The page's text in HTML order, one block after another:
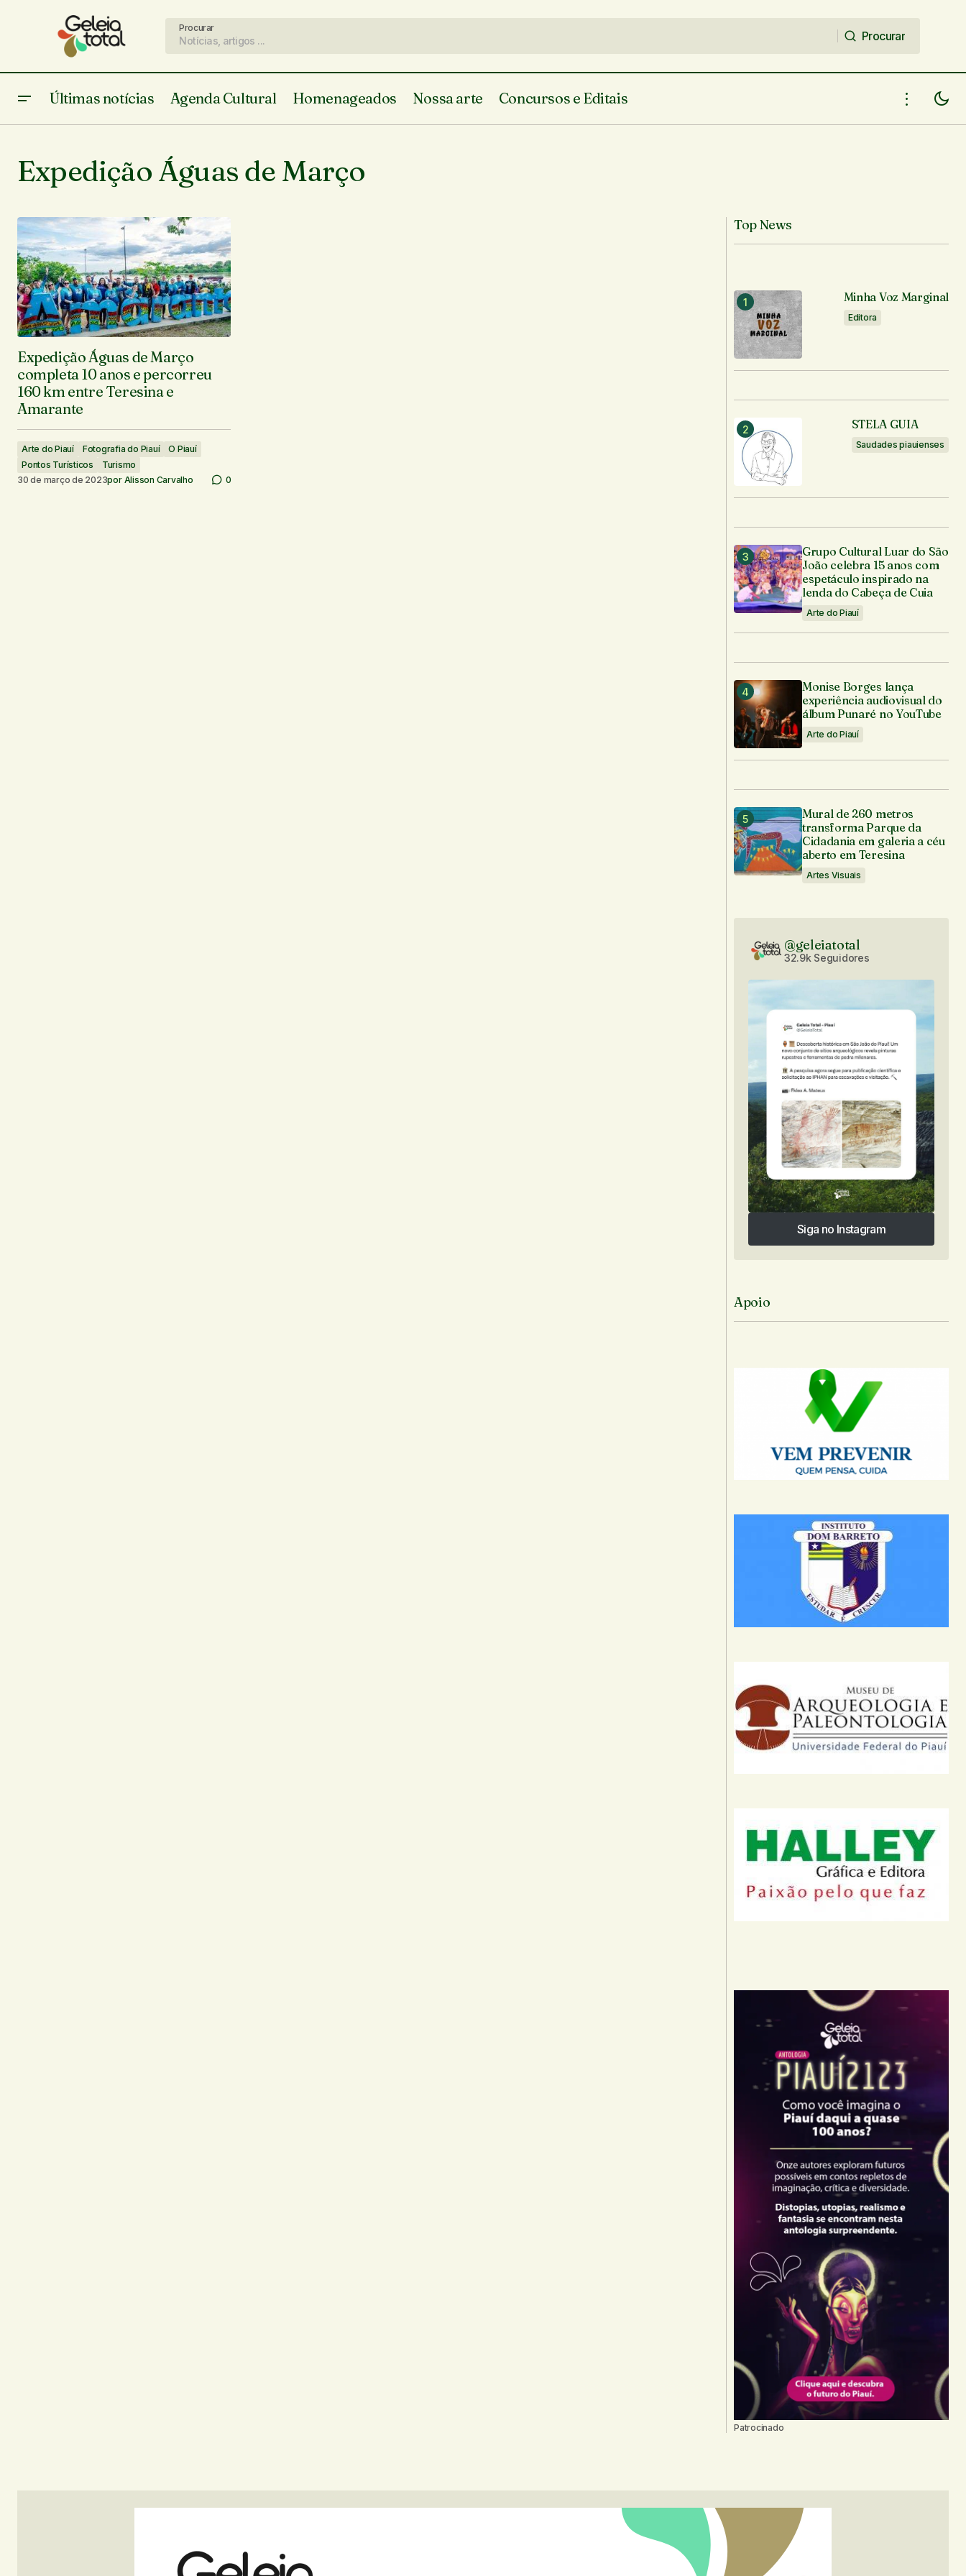
Procurar
Procurar
Últimas notícias Agenda Cultural Homenageados Nossa arte Concursos e Editais
Expedição Águas de Março
Expedição Águas de Março
completa 10 anos e percorreu
160 km entre Teresina e
Amarante
Arte do Piauí Fotografia do Piauí
O Piauí
Pontos Turísticos
Turismo
30 de março de 2023por Alisson Carvalho 0
Top News
Minha Voz Marginal
Editora
STELA GUIA
Saudades piauienses
Grupo Cultural Luar do São
João celebra 15 anos com
espetáculo inspirado na
lenda do Cabeça de Cuia
Arte do Piauí
Monise Borges lança
experiência audiovisual do
álbum Punaré no YouTube
Arte do Piauí
Mural de 260 metros
transforma Parque da
Cidadania em galeria a céu
aberto em Teresina
Artes Visuais
@geleiatotal
32.9k Seguidores
Siga no Instagram
Siga no Instagram
Apoio
Patrocinado